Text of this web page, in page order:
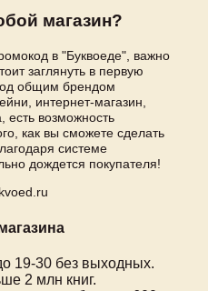
магазин?
в "Буквоеде", важно
заглянуть в первую
общим брендом
интернет-магазин,
есть возможность
как вы сможете сделать
системе
дождется покупателя!
19-30 без выходных.
2 млн книг.